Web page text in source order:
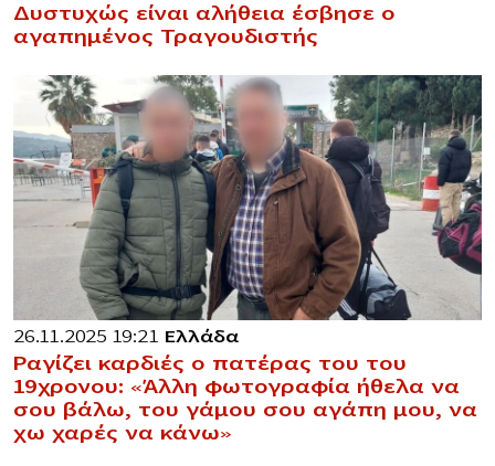
Δυστυχώς είναι αλήθεια έσβησε ο
αγαπημένος Τραγουδιστής
26.11.2025 19:21 Ελλάδα
Ραγίζει καρδιές ο πατέρας του του
19χρονου: «Άλλη φωτογραφία ήθελα να
σου βάλω, του γάμου σου αγάπη μου, να
χω χαρές να κάνω»